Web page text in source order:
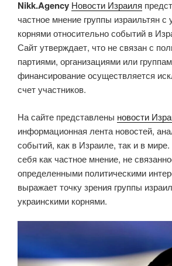
Nikk.Agency Новости Израиля
частное мнение группы израильтян с
корнями относительно событий в
Сайт утверждает, что не связан с
партиями, организациями или
финансирование осуществляется
счет участников.
На сайте представлены новости
информационная лента новостей,
событий, как в Израиле, так и в
себя как частное мнение, не
определенными политическими
выражает точку зрения группы
украинскими корнями.